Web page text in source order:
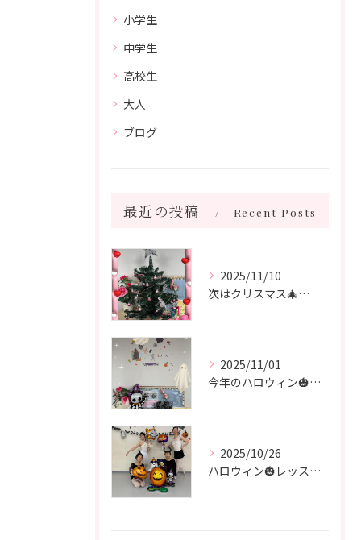
小学生
中学生
高校生
大人
ブログ
最近の投稿 Recent Posts
2025/11/10
次はクリスマス🎄🧑‍🎄🎄 飾り付けをしました♪
2025/11/01
今年のハロウィン🎃も終わり 次はクリスマス🎄
2025/10/26
ハロウィン🎃レッスン🎃 シニアクラス